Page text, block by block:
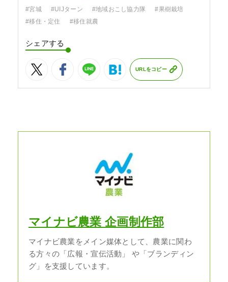
#宮城 #UIJターン #地域おこし協力隊
#果樹栽培
#移住・定住
#移住就農
シェアする
URLをコピー
マイナビ農業 企画制作部
マイナビ農業をメイン媒体として、農業に関わ
る方々の「広報・宣伝活動」 や「ブランディン
グ」を支援しています。